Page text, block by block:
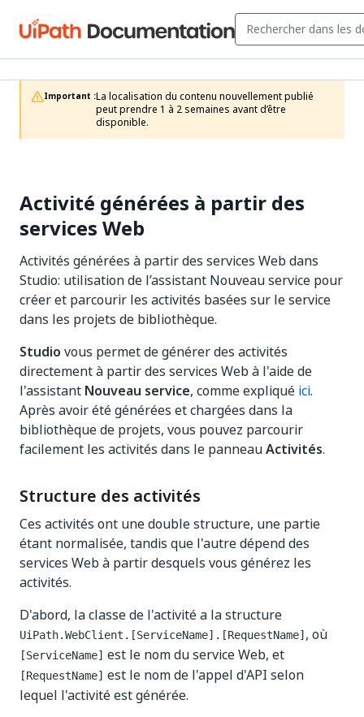
Important :La localisation du contenu nouvellement publié
peut prendre 1 à 2 semaines avant d’être
disponible.
Activité générées à partir des
services Web
Activités générées à partir des services Web dans
Studio: utilisation de l’assistant Nouveau service pour
créer et parcourir les activités basées sur le service
dans les projets de bibliothèque.
Studio vous permet de générer des activités
directement à partir des services Web à l'aide de
l'assistant Nouveau service, comme expliqué ici.
Après avoir été générées et chargées dans la
bibliothèque de projets, vous pouvez parcourir
facilement les activités dans le panneauActivités.
Structure des activités
Ces activités ont une double structure, une partie
étant normalisée, tandis que l'autre dépend des
services Web à partir desquels vous générez les
activités.
D'abord, la classe de l'activité a la structure
UiPath.WebClient.[ServiceName].[RequestName] , où
[ServiceName] est le nom du service Web, et
[RequestName] est le nom de l'appel d'API selon
lequel l'activité est générée.